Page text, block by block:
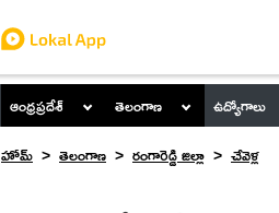
ఆంధ్రప్రదేశ్ తెలంగాణ ఉద్యోగాలు
హోమ్
తెలంగాణ రంగారెడ్డి జిల్లా చేవెళ్ల